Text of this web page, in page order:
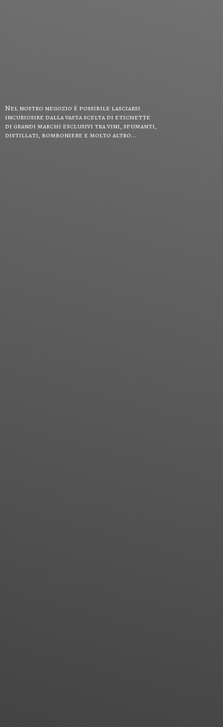
Nel nostro negozio è possibile lasciarsi
incuriosire dalla vasta scelta di etichette
di grandi marchi esclusivi tra vini, spumanti,
distillati, bomboniere e molto altro...